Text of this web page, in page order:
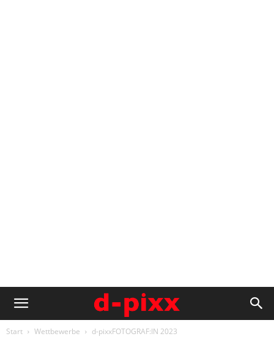
Start Wettbewerbe d-pixxFOTOGRAF:IN 2023